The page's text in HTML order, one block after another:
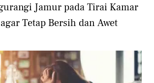
Jamur pada Tirai Kamar
Tetap Bersih dan Awet